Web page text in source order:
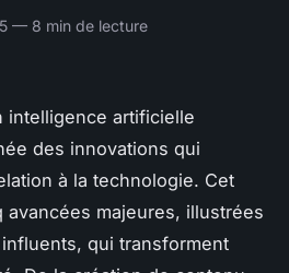
— 8 min de lecture
intelligence artificielle
des innovations qui
à la technologie. Cet
majeures, illustrées
qui transforment